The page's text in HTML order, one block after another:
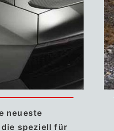
neueste
speziell für